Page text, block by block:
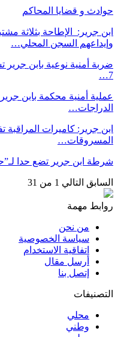
حوادث و قضايا المحاكم
ابن جرير: الإطاحة بثلاثة
وإيداعهم السجن المحلي…
ضربة أمنية نوعية بابن
7…
عملية أمنية محكمة بابن
الدراجات…
ابن جرير: كاميرات
المسروقات…
شرطة ابن جرير تضع حدا
السابق التالي 1 من 31
روابط مهمة
من نحن
سياسة الخصوصية
اتفاقية الاستخدام
أرسل مقال
إتصل بنا
التصنيفات
محلي
وطني